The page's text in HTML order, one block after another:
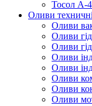
Тосол А-
Оливи
Оливи
Оливи
Оливи
Оливи
Оливи
Оливи
Оливи
Оливи